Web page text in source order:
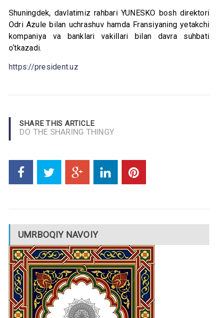
Shuningdek, davlatimiz rahbari YUNESKO bosh direktori
Odri Azule bilan uchrashuv hamda Fransiyaning yetakchi
kompaniya va banklari vakillari bilan davra suhbati
o‘tkazadi.
https://president.uz
SHARE THIS ARTICLE
DO THE SHARING THINGY
UMRBOQIY NAVOIY